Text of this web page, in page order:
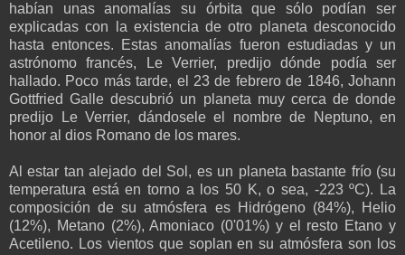
habían unas anomalías su órbita que sólo podían ser
explicadas con la existencia de otro planeta desconocido
hasta entonces. Estas anomalías fueron estudiadas y un
astrónomo francés, Le Verrier, predijo dónde podía ser
hallado. Poco más tarde, el 23 de febrero de 1846, Johann
Gottfried Galle descubrió un planeta muy cerca de donde
predijo Le Verrier, dándosele el nombre de Neptuno, en
honor al dios Romano de los mares.
Al estar tan alejado del Sol, es un planeta bastante frío (su
temperatura está en torno a los 50 K, o sea, -223 ºC). La
composición de su atmósfera es Hidrógeno (84%), Helio
(12%), Metano (2%), Amoniaco (0'01%) y el resto Etano y
Acetileno. Los vientos que soplan en su atmósfera son los